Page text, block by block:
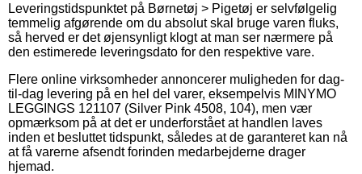
Leveringstidspunktet på Børnetøj > Pigetøj er selvfølgelig
temmelig afgørende om du absolut skal bruge varen fluks,
så herved er det øjensynligt klogt at man ser nærmere på
den estimerede leveringsdato for den respektive vare.
Flere online virksomheder annoncerer muligheden for dag-
til-dag levering på en hel del varer, eksempelvis MINYMO
LEGGINGS 121107 (Silver Pink 4508, 104), men vær
opmærksom på at det er underforstået at handlen laves
inden et besluttet tidspunkt, således at de garanteret kan nå
at få varerne afsendt forinden medarbejderne drager
hjemad.